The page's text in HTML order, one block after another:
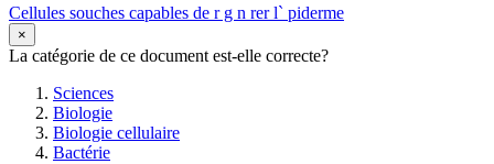
Cellules souches capables de r g n rer l` piderme
×
La catégorie de ce document est-elle correcte?
Sciences
Biologie
Biologie cellulaire
Bactérie